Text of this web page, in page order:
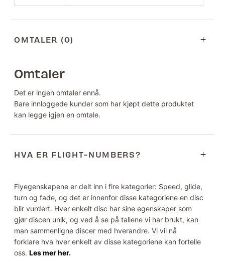
OMTALER (0)
Omtaler
Det er ingen omtaler ennå.
Bare innloggede kunder som har kjøpt dette produktet
kan legge igjen en omtale.
HVA ER FLIGHT-NUMBERS?
Flyegenskapene er delt inn i fire kategorier: Speed, glide,
turn og fade, og det er innenfor disse kategoriene en disc
blir vurdert. Hver enkelt disc har sine egenskaper som
gjør discen unik, og ved å se på tallene vi har brukt, kan
man sammenligne discer med hverandre. Vi vil nå
forklare hva hver enkelt av disse kategoriene kan fortelle
oss.Les mer her.